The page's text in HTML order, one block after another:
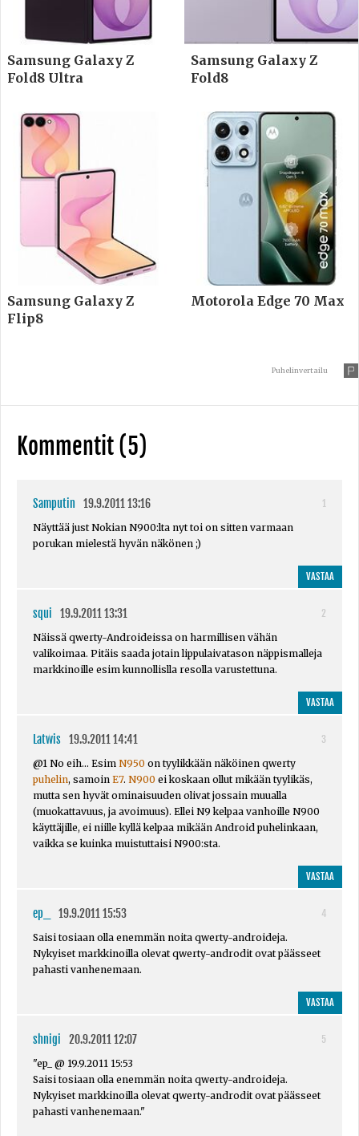
Samsung Galaxy Z
Fold8 Ultra
Samsung Galaxy Z
Fold8
Samsung Galaxy Z
Flip8
Motorola Edge 70 Max
Puhelinvertailu
Kommentit (5)
Samputin 19.9.2011 13:16
1
Näyttää just Nokian N900:lta nyt toi on sitten varmaan
porukan mielestä hyvän näkönen ;)
VASTAA
squi 19.9.2011 13:31
2
Näissä qwerty-Androideissa on harmillisen vähän
valikoimaa. Pitäis saada jotain lippulaivatason näppismalleja
markkinoille esim kunnollislla resolla varustettuna.
VASTAA
Latwis 19.9.2011 14:41
3
@1 No eih... Esim N950 on tyylikkään näköinen qwerty
puhelin, samoin E7. N900 ei koskaan ollut mikään tyylikäs,
mutta sen hyvät ominaisuuden olivat jossain muualla
(muokattavuus, ja avoimuus). Ellei N9 kelpaa vanhoille N900
käyttäjille, ei niille kyllä kelpaa mikään Android puhelinkaan,
vaikka se kuinka muistuttaisi N900:sta.
VASTAA
ep_ 19.9.2011 15:53
4
Saisi tosiaan olla enemmän noita qwerty-androideja.
Nykyiset markkinoilla olevat qwerty-androdit ovat päässeet
pahasti vanhenemaan.
VASTAA
shnigi 20.9.2011 12:07
5
"ep_ @ 19.9.2011 15:53
Saisi tosiaan olla enemmän noita qwerty-androideja.
Nykyiset markkinoilla olevat qwerty-androdit ovat päässeet
pahasti vanhenemaan."